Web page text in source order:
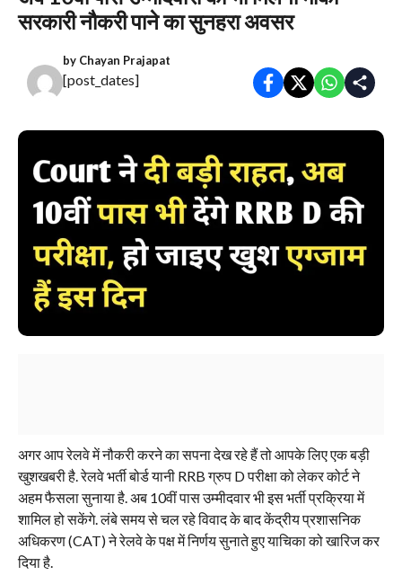
सरकारी नौकरी पाने का सुनहरा अवसर
by Chayan Prajapat
[post_dates]
अगर आप रेलवे में नौकरी करने का सपना देख रहे हैं तो आपके लिए एक बड़ी
खुशखबरी है. रेलवे भर्ती बोर्ड यानी RRB ग्रुप D परीक्षा को लेकर कोर्ट ने
अहम फैसला सुनाया है. अब 10वीं पास उम्मीदवार भी इस भर्ती प्रक्रिया में
शामिल हो सकेंगे. लंबे समय से चल रहे विवाद के बाद केंद्रीय प्रशासनिक
अधिकरण (CAT) ने रेलवे के पक्ष में निर्णय सुनाते हुए याचिका को खारिज कर
दिया है.